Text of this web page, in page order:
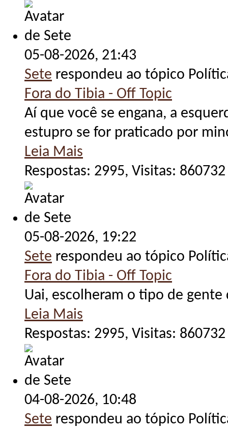
05-08-2026, 21:43
Sete respondeu ao tópico
Fora do Tibia - Off Topic
Aí que você se engana, a
estupro se for praticado por
Leia Mais
Respostas: 2995, Visitas: 860732
05-08-2026, 19:22
Sete respondeu ao tópico
Fora do Tibia - Off Topic
Uai, escolheram o tipo de
Leia Mais
Respostas: 2995, Visitas: 860732
04-08-2026, 10:48
Sete respondeu ao tópico